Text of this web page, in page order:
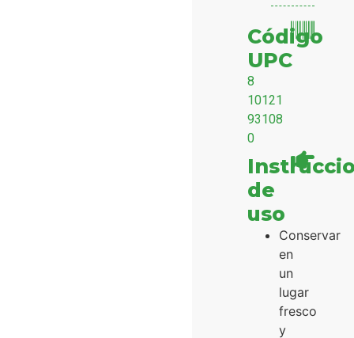
Código
UPC
8
10121
93108
0
de
uso
Conservar
en
un
lugar
fresco
y